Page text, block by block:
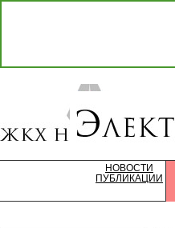
НОВОСТИ
ПУБЛИКАЦИИ